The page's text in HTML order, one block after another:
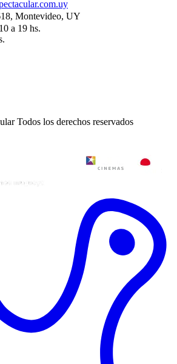
Montevideo, UY
a 19 hs.
Todos los derechos reservados